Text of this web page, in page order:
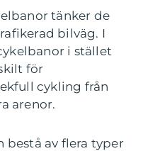
tänker de
bilväg. I
i stället
för
cykling från
arenor.
bestå av flera typer